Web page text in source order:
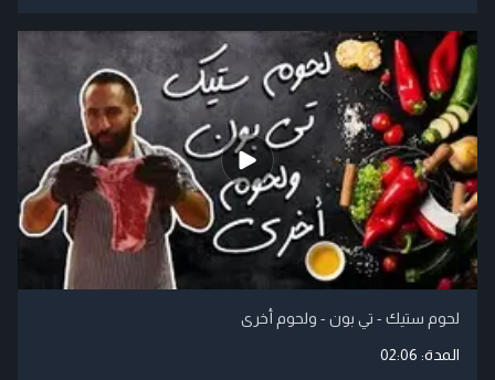
لحوم ستيك - تي بون - ولحوم أخرى
المدة: 02:06